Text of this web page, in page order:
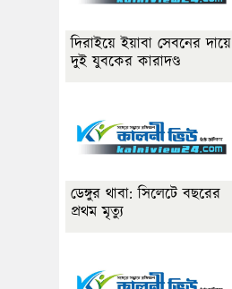
দিরাইয়ে ইয়াবা সেবনের দায়ে
দুই যুবকের কারাদণ্ড
ডেঙ্গুর থাবা: সিলেটে বছরের
প্রথম মৃত্যু